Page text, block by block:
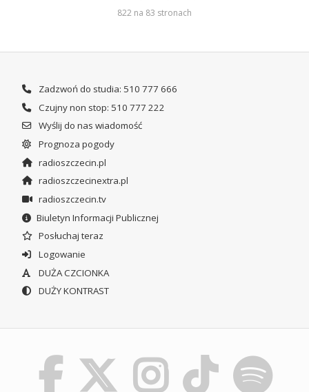
822 na 83 stronach
Zadzwoń do studia: 510 777 666
Czujny non stop: 510 777 222
Wyślij do nas wiadomość
Prognoza pogody
radioszczecin.pl
radioszczecinextra.pl
radioszczecin.tv
Biuletyn Informacji Publicznej
Posłuchaj teraz
Logowanie
DUŻA CZCIONKA
DUŻY KONTRAST